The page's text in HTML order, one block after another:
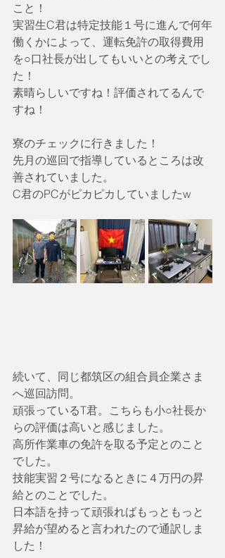
こと！
実習生C君は特定技能１号に進んで何年
働くかによって、運転免許の取得費用
を○口社長が出してもいいとの考えでし
た！
素晴らしいですね！評価されてるんで
すね！
寮のチェックに行きました！
先月の巡回で指導しているところは改
善されていました。
C君のPCがピカピカしていましたw
続いて、同じ都筑区の組合員企業さま
へ巡回訪問。
頑張っているT君。こちらも小○社長か
らの評価は高いと感じました。
高所作業車の免許を取る予定とのこと
でした。
技能実習２号になるときに４万円の昇
給とのことでした。
日本語を持って頑張ればもっともっと
昇給が望めると言われたので通訳しま
した！